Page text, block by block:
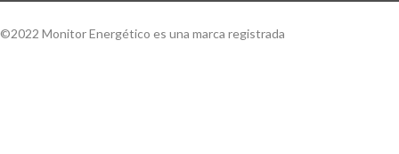
©2022 Monitor Energético es una marca registrada